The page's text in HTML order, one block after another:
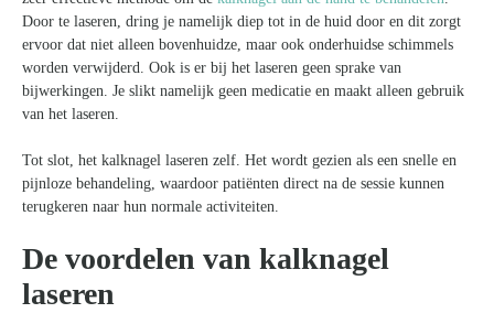
Door te laseren, dring je namelijk diep tot in de huid door en dit zorgt
ervoor dat niet alleen bovenhuidze, maar ook onderhuidse schimmels
worden verwijderd. Ook is er bij het laseren geen sprake van
bijwerkingen. Je slikt namelijk geen medicatie en maakt alleen gebruik
van het laseren.
Tot slot, het kalknagel laseren zelf. Het wordt gezien als een snelle en
pijnloze behandeling, waardoor patiënten direct na de sessie kunnen
terugkeren naar hun normale activiteiten.
De voordelen van kalknagel
laseren